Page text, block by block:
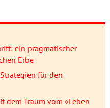
ein pragmatischer
Erbe
für den
dem Traum vom «Leben